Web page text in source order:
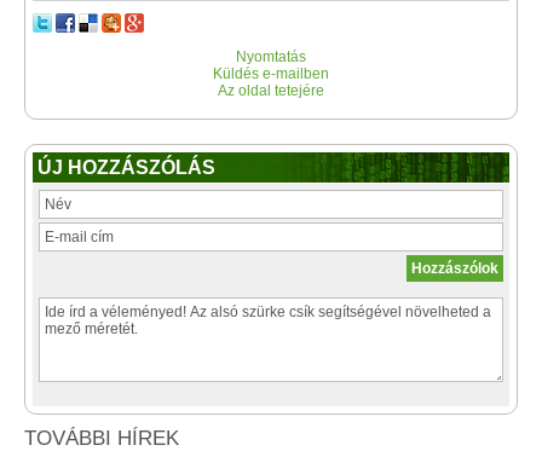
Nyomtatás
Küldés e-mailben
Az oldal tetejére
ÚJ HOZZÁSZÓLÁS
TOVÁBBI HÍREK